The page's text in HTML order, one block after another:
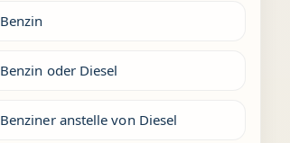
Benzin
Benzin oder Diesel
Benziner anstelle von Diesel